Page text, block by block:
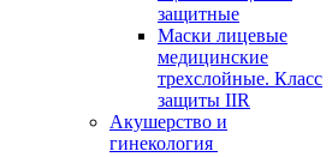
защитные
Маски лицевые
медицинские
трехслойные. Класс
защиты IIR
Акушерство и
гинекология